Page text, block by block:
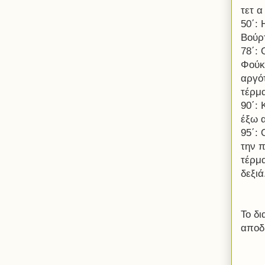
τετ
50΄:
78΄:
90΄:
έξω
95΄:
την
Το